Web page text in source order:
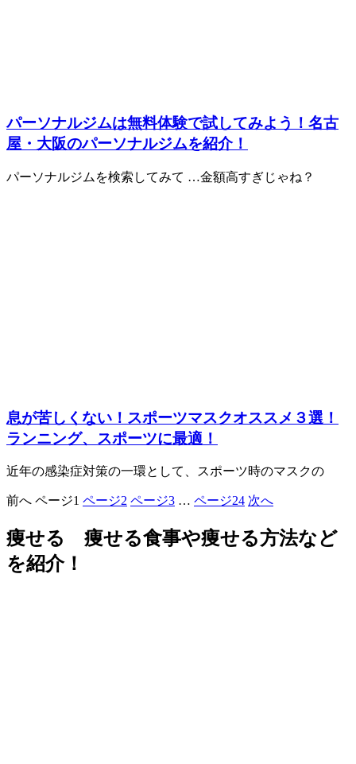
パーソナルジムは無料体験で試してみよう！名古
屋・大阪のパーソナルジムを紹介！
パーソナルジムを検索してみて …金額高すぎじゃね？
息が苦しくない！スポーツマスクオススメ３選！
ランニング、スポーツに最適！
近年の感染症対策の一環として、スポーツ時のマスクの
前へ ページ1 ページ2 ページ3 … ページ24 次へ
痩せる 痩せる食事や痩せる方法など
を紹介！